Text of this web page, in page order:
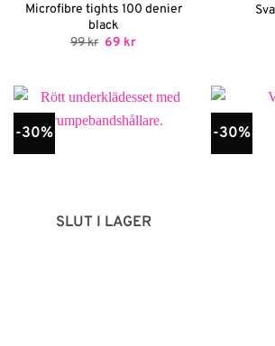
Microfibre tights 100 denier
black
99kr Det
99 kr.
69 krDet
69 kr.
-30%
SLUT I LAGER
-30%